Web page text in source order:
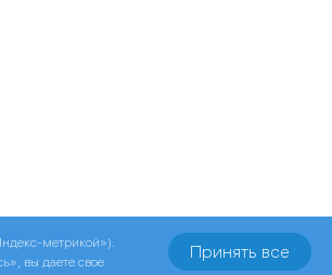
метрикой»).
вы даете свое
Принять все